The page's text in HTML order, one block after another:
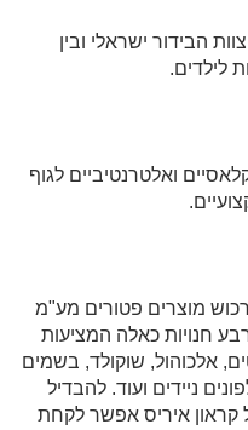
הבידור ישראלי ובין
לילדים.
ואלטרנטיביים לגוף
מוצרים פטורים מע"מ
חנויות כאלה המציעות
אלכוהול, שוקולד, בשמים
ניידים ועוד. להבדיל
קראון איריס אפשר לקחת